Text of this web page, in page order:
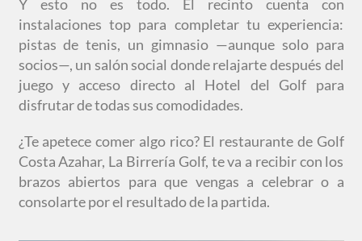
Y esto no es todo. El recinto cuenta con
instalaciones top para completar tu experiencia:
pistas de tenis, un gimnasio —aunque solo para
socios—, un salón social donde relajarte después del
juego y acceso directo al Hotel del Golf para
disfrutar de todas sus comodidades.
¿Te apetece comer algo rico? El restaurante de Golf
Costa Azahar, La Birrería Golf, te va a recibir con los
brazos abiertos para que vengas a celebrar o a
consolarte por el resultado de la partida.